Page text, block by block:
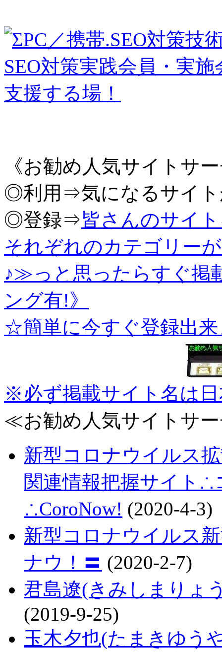
《お勧め人気サイトサ
◎利用⇒気になるサイト
◎登録⇒皆さんのサイ
それぞれのカテゴリー
♪≫っと思ったらすぐ掲
ング有!》
☆簡単に今すぐ登録出
※必ず掲載サイト名は
≪お勧め人気サイトサ
新型コロナウイルス
関連情報把握サイト
∴CoroNow! (2020-4-3)
新型コロナウイルス
ナウ！〓 (2020-2-7)
君島遼(きみしまりょ
(2019-9-25)
玉木夕也(たまきゆう